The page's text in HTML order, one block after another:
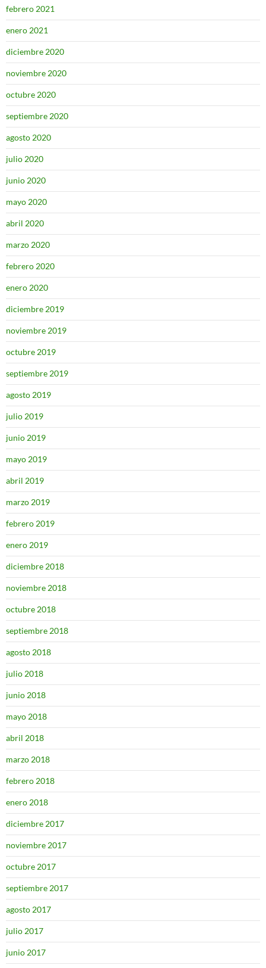
febrero 2021
enero 2021
diciembre 2020
noviembre 2020
octubre 2020
septiembre 2020
agosto 2020
julio 2020
junio 2020
mayo 2020
abril 2020
marzo 2020
febrero 2020
enero 2020
diciembre 2019
noviembre 2019
octubre 2019
septiembre 2019
agosto 2019
julio 2019
junio 2019
mayo 2019
abril 2019
marzo 2019
febrero 2019
enero 2019
diciembre 2018
noviembre 2018
octubre 2018
septiembre 2018
agosto 2018
julio 2018
junio 2018
mayo 2018
abril 2018
marzo 2018
febrero 2018
enero 2018
diciembre 2017
noviembre 2017
octubre 2017
septiembre 2017
agosto 2017
julio 2017
junio 2017